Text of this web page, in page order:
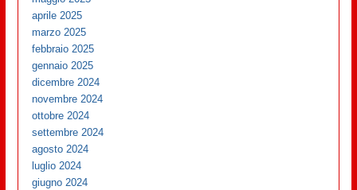
aprile 2025
marzo 2025
febbraio 2025
gennaio 2025
dicembre 2024
novembre 2024
ottobre 2024
settembre 2024
agosto 2024
luglio 2024
giugno 2024